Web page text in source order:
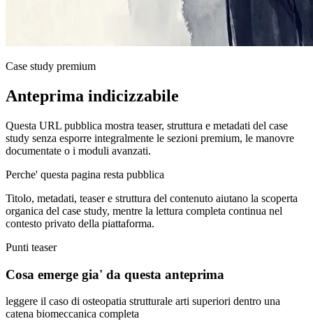
Case study premium
Anteprima indicizzabile
Questa URL pubblica mostra teaser, struttura e metadati del case
study senza esporre integralmente le sezioni premium, le manovre
documentate o i moduli avanzati.
Perche' questa pagina resta pubblica
Titolo, metadati, teaser e struttura del contenuto aiutano la scoperta
organica del case study, mentre la lettura completa continua nel
contesto privato della piattaforma.
Punti teaser
Cosa emerge gia' da questa anteprima
leggere il caso di osteopatia strutturale arti superiori dentro una
catena biomeccanica completa